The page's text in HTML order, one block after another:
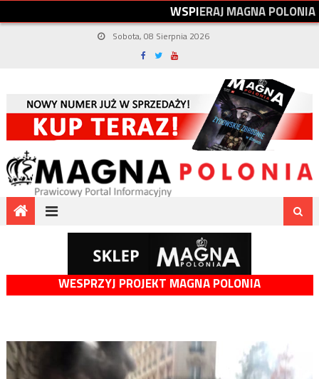
WSPIERAJMAGNAPOLONIA
Sobota, 08 Sierpnia 2026
WESPRZYJ PROJEKT MAGNA POLONIA